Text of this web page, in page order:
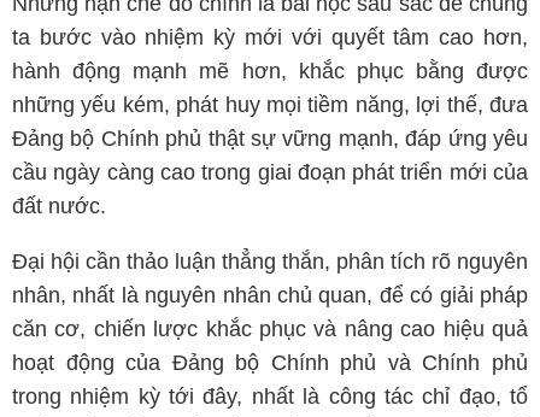
ta bước vào nhiệm kỳ mới với quyết tâm cao hơn,
hành động mạnh mẽ hơn, khắc phục bằng được
những yếu kém, phát huy mọi tiềm năng, lợi thế, đưa
Đảng bộ Chính phủ thật sự vững mạnh, đáp ứng yêu
cầu ngày càng cao trong giai đoạn phát triển mới của
đất nước.
Đại hội cần thảo luận thẳng thắn, phân tích rõ nguyên
nhân, nhất là nguyên nhân chủ quan, để có giải pháp
căn cơ, chiến lược khắc phục và nâng cao hiệu quả
hoạt động của Đảng bộ Chính phủ và Chính phủ
trong nhiệm kỳ tới đây, nhất là công tác chỉ đạo, tổ